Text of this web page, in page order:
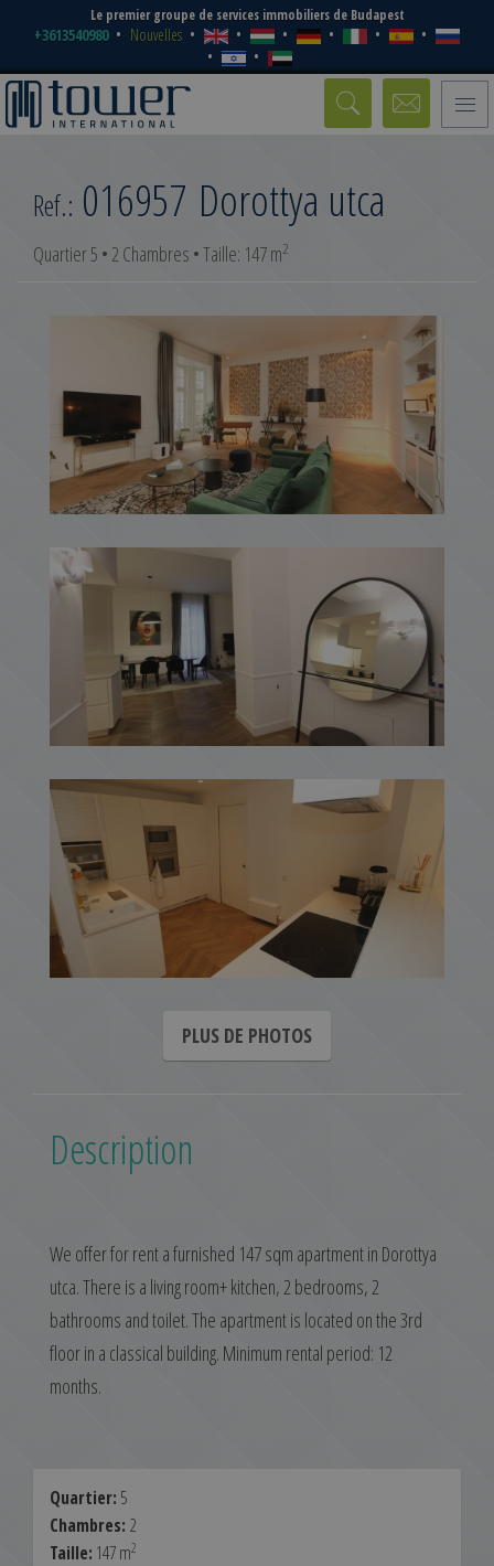
Le premier groupe de services immobiliers de Budapest
+3613540980 Nouvelles
Toggle
Dorottya utca
Ref.: 016957
Quartier 5 • 2 Chambres • Taille: 147 m2
PLUS DE PHOTOS
Description
We offer for rent a furnished 147 sqm apartment in Dorottya
utca. There is a living room+ kitchen, 2 bedrooms, 2
bathrooms and toilet. The apartment is located on the 3rd
floor in a classical building. Minimum rental period: 12
months.
Quartier: 5
Chambres: 2
Taille: 147 m2